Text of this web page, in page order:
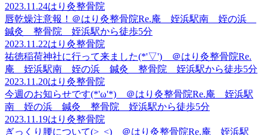
2023.11.24はり灸整骨院
唇乾燥注意報！＠はり灸整骨院Re.庵 姪浜駅南 姪の浜
鍼灸 整骨院 姪浜駅から徒歩5分
2023.11.22はり灸整骨院
祐徳稲荷神社に行って来ました(*'▽') ＠はり灸整骨院Re.
庵 姪浜駅南 姪の浜 鍼灸 整骨院 姪浜駅から徒歩5分
2023.11.20はり灸整骨院
今週のお知らせです(*'ω'*) ＠はり灸整骨院Re.庵 姪浜駅
南 姪の浜 鍼灸 整骨院 姪浜駅から徒歩5分
2023.11.19はり灸整骨院
ぎっくり腰について(>_<) ＠はり灸整骨院Re.庵 姪浜駅